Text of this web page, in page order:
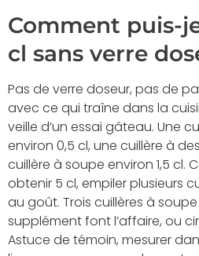
Comment puis-
cl sans verre
Pas de verre doseur, pas de
avec ce qui traîne dans la
veille d’un essai gâteau. Une
environ 0,5 cl, une cuillère à
cuillère à soupe environ 1,5 cl.
obtenir 5 cl, empiler plusieurs
au goût. Trois cuillères à
supplément font l’affaire, ou
Astuce de témoin, mesurer